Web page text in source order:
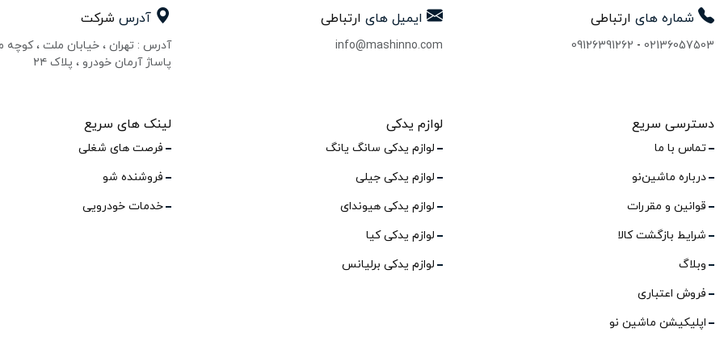
شماره های ارتباطی
02136057503
-
09126391262
ایمیل های ارتباطی
info@mashinno.com
آدرس شرکت
آدرس : تهران ، خیابان ملت ، کوچه
پاساژ آرمان خودرو ، پلاک ۲۴
دسترسی سریع
تماس با ما
درباره ماشین‌نو
قوانین و مقررات
شرایط بازگشت کالا
وبلاگ
فروش اعتباری
اپلیکیشن ماشین نو
لوازم یدکی
لوازم یدکی سانگ یانگ
لوازم یدکی جیلی
لوازم یدکی هیوندای
لوازم یدکی کیا
لوازم یدکی برلیانس
لینک های سریع
فرصت های شغلی
فروشنده شو
خدمات خودرویی